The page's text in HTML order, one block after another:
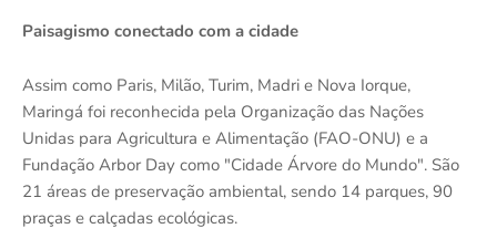
Paisagismo conectado com a cidade
Assim como Paris, Milão, Turim, Madri e Nova Iorque,
Maringá foi reconhecida pela Organização das Nações
Unidas para Agricultura e Alimentação (FAO-ONU) e a
Fundação Arbor Day como "Cidade Árvore do Mundo". São
21 áreas de preservação ambiental, sendo 14 parques, 90
praças e calçadas ecológicas.